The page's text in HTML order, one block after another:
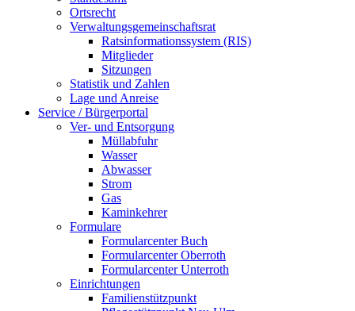
Ortsrecht
Verwaltungsgemeinschaftsrat
Ratsinformationssystem (RIS)
Mitglieder
Sitzungen
Statistik und Zahlen
Lage und Anreise
Service / Bürgerportal
Ver- und Entsorgung
Müllabfuhr
Wasser
Abwasser
Strom
Gas
Kaminkehrer
Formulare
Formularcenter Buch
Formularcenter Oberroth
Formularcenter Unterroth
Einrichtungen
Familienstützpunkt